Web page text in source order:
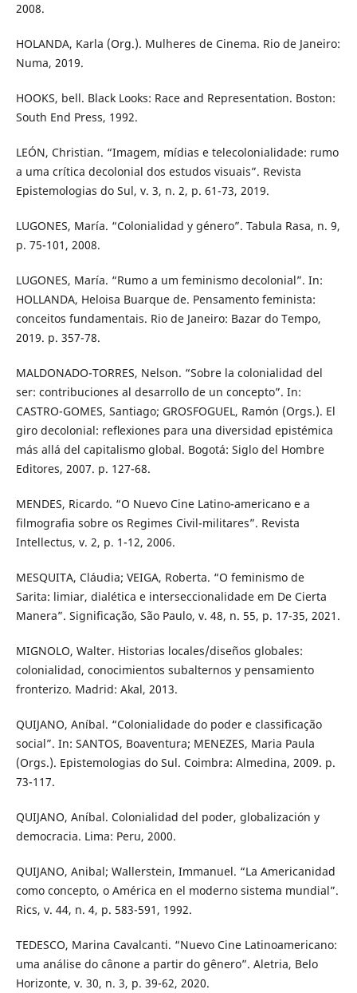
2008.
HOLANDA, Karla (Org.). Mulheres de Cinema. Rio de Janeiro:
Numa, 2019.
HOOKS, bell. Black Looks: Race and Representation. Boston:
South End Press, 1992.
LEÓN, Christian. “Imagem, mídias e telecolonialidade: rumo
a uma crítica decolonial dos estudos visuais”. Revista
Epistemologias do Sul, v. 3, n. 2, p. 61-73, 2019.
LUGONES, María. “Colonialidad y género”. Tabula Rasa, n. 9,
p. 75-101, 2008.
LUGONES, María. “Rumo a um feminismo decolonial”. In:
HOLLANDA, Heloisa Buarque de. Pensamento feminista:
conceitos fundamentais. Rio de Janeiro: Bazar do Tempo,
2019. p. 357-78.
MALDONADO-TORRES, Nelson. “Sobre la colonialidad del
ser: contribuciones al desarrollo de un concepto”. In:
CASTRO-GOMES, Santiago; GROSFOGUEL, Ramón (Orgs.). El
giro decolonial: reﬂexiones para una diversidad epistémica
más allá del capitalismo global. Bogotá: Siglo del Hombre
Editores, 2007. p. 127-68.
MENDES, Ricardo. “O Nuevo Cine Latino-americano e a
filmografia sobre os Regimes Civil-militares”. Revista
Intellectus, v. 2, p. 1-12, 2006.
MESQUITA, Cláudia; VEIGA, Roberta. “O feminismo de
Sarita: limiar, dialética e interseccionalidade em De Cierta
Manera”. Significação, São Paulo, v. 48, n. 55, p. 17-35, 2021.
MIGNOLO, Walter. Historias locales/diseños globales:
colonialidad, conocimientos subalternos y pensamiento
fronterizo. Madrid: Akal, 2013.
QUIJANO, Aníbal. “Colonialidade do poder e classificação
social”. In: SANTOS, Boaventura; MENEZES, Maria Paula
(Orgs.). Epistemologias do Sul. Coimbra: Almedina, 2009. p.
73-117.
QUIJANO, Aníbal. Colonialidad del poder, globalización y
democracia. Lima: Peru, 2000.
QUIJANO, Anibal; Wallerstein, Immanuel. “La Americanidad
como concepto, o América en el moderno sistema mundial”.
Rics, v. 44, n. 4, p. 583-591, 1992.
TEDESCO, Marina Cavalcanti. “Nuevo Cine Latinoamericano:
uma análise do cânone a partir do gênero”. Aletria, Belo
Horizonte, v. 30, n. 3, p. 39-62, 2020.